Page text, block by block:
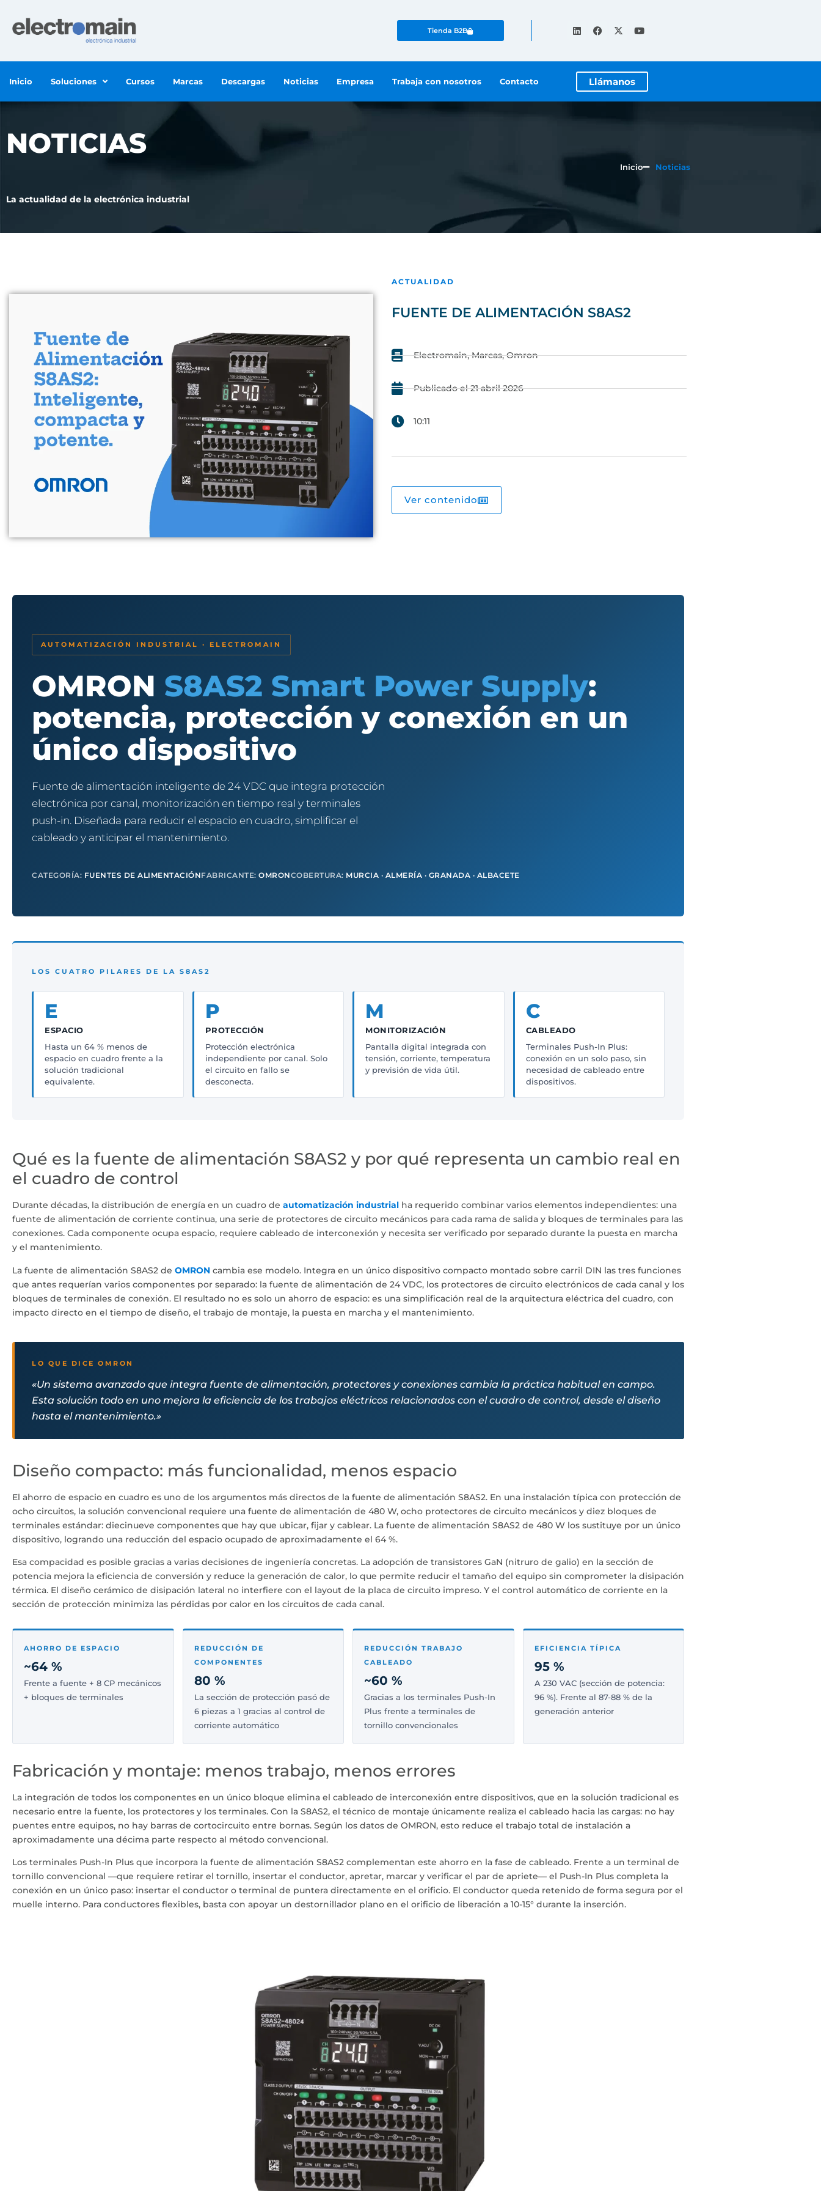
Tienda B2B
Inicio Soluciones Cursos Marcas Descargas Noticias Empresa Trabaja con nosotros Contacto Llámanos
NOTICIAS
La actualidad de la electrónica industrial
Inicio Noticias
ACTUALIDAD
FUENTE DE ALIMENTACIÓN S8AS2
Electromain,Marcas,Omron
Publicado el 21 abril 2026
10:11
Ver contenido
AUTOMATIZACIÓN INDUSTRIAL · ELECTROMAIN
OMRON S8AS2 Smart Power Supply:
potencia, protección y conexión en un
único dispositivo
Fuente de alimentación inteligente de 24 VDC que integra protección
electrónica por canal, monitorización en tiempo real y terminales
push-in. Diseñada para reducir el espacio en cuadro, simplificar el
cableado y anticipar el mantenimiento.
CATEGORÍA: FUENTES DE ALIMENTACIÓNFABRICANTE: OMRONCOBERTURA: MURCIA · ALMERÍA · GRANADA · ALBACETE
LOS CUATRO PILARES DE LA S8AS2
E
ESPACIO
Hasta un 64 % menos de
espacio en cuadro frente a la
solución tradicional
equivalente.
P
PROTECCIÓN
Protección electrónica
independiente por canal. Solo
el circuito en fallo se
desconecta.
M
MONITORIZACIÓN
Pantalla digital integrada con
tensión, corriente, temperatura
y previsión de vida útil.
C
CABLEADO
Terminales Push-In Plus:
conexión en un solo paso, sin
necesidad de cableado entre
dispositivos.
Qué es la fuente de alimentación S8AS2 y por qué representa un cambio real en
el cuadro de control
Durante décadas, la distribución de energía en un cuadro de automatización industrial ha requerido combinar varios elementos independientes: una
fuente de alimentación de corriente continua, una serie de protectores de circuito mecánicos para cada rama de salida y bloques de terminales para las
conexiones. Cada componente ocupa espacio, requiere cableado de interconexión y necesita ser verificado por separado durante la puesta en marcha
y el mantenimiento.
La fuente de alimentación S8AS2 de OMRON cambia ese modelo. Integra en un único dispositivo compacto montado sobre carril DIN las tres funciones
que antes requerían varios componentes por separado: la fuente de alimentación de 24 VDC, los protectores de circuito electrónicos de cada canal y los
bloques de terminales de conexión. El resultado no es solo un ahorro de espacio: es una simplificación real de la arquitectura eléctrica del cuadro, con
impacto directo en el tiempo de diseño, el trabajo de montaje, la puesta en marcha y el mantenimiento.
LO QUE DICE OMRON
«Un sistema avanzado que integra fuente de alimentación, protectores y conexiones cambia la práctica habitual en campo.
Esta solución todo en uno mejora la eficiencia de los trabajos eléctricos relacionados con el cuadro de control, desde el diseño
hasta el mantenimiento.»
Diseño compacto: más funcionalidad, menos espacio
El ahorro de espacio en cuadro es uno de los argumentos más directos de la fuente de alimentación S8AS2. En una instalación típica con protección de
ocho circuitos, la solución convencional requiere una fuente de alimentación de 480 W, ocho protectores de circuito mecánicos y diez bloques de
terminales estándar: diecinueve componentes que hay que ubicar, fijar y cablear. La fuente de alimentación S8AS2 de 480 W los sustituye por un único
dispositivo, logrando una reducción del espacio ocupado de aproximadamente el 64 %.
Esa compacidad es posible gracias a varias decisiones de ingeniería concretas. La adopción de transistores GaN (nitruro de galio) en la sección de
potencia mejora la eficiencia de conversión y reduce la generación de calor, lo que permite reducir el tamaño del equipo sin comprometer la disipación
térmica. El diseño cerámico de disipación lateral no interfiere con el layout de la placa de circuito impreso. Y el control automático de corriente en la
sección de protección minimiza las pérdidas por calor en los circuitos de cada canal.
AHORRO DE ESPACIO
~64 %
Frente a fuente + 8 CP mecánicos
+ bloques de terminales
REDUCCIÓN DE
COMPONENTES
80 %
La sección de protección pasó de
6 piezas a 1 gracias al control de
corriente automático
REDUCCIÓN TRABAJO
CABLEADO
~60 %
Gracias a los terminales Push-In
Plus frente a terminales de
tornillo convencionales
EFICIENCIA TÍPICA
95 %
A 230 VAC (sección de potencia:
96 %). Frente al 87-88 % de la
generación anterior
Fabricación y montaje: menos trabajo, menos errores
La integración de todos los componentes en un único bloque elimina el cableado de interconexión entre dispositivos, que en la solución tradicional es
necesario entre la fuente, los protectores y los terminales. Con la S8AS2, el técnico de montaje únicamente realiza el cableado hacia las cargas: no hay
puentes entre equipos, no hay barras de cortocircuito entre bornas. Según los datos de OMRON, esto reduce el trabajo total de instalación a
aproximadamente una décima parte respecto al método convencional.
Los terminales Push-In Plus que incorpora la fuente de alimentación S8AS2 complementan este ahorro en la fase de cableado. Frente a un terminal de
tornillo convencional —que requiere retirar el tornillo, insertar el conductor, apretar, marcar y verificar el par de apriete— el Push-In Plus completa la
conexión en un único paso: insertar el conductor o terminal de puntera directamente en el orificio. El conductor queda retenido de forma segura por el
muelle interno. Para conductores flexibles, basta con apoyar un destornillador plano en el orificio de liberación a 10-15° durante la inserción.